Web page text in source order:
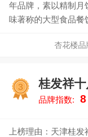
年品牌，素以精制月
味著称的大型食品
杏花楼品
桂发祥
品牌指数: 8
上榜理由：天津桂发